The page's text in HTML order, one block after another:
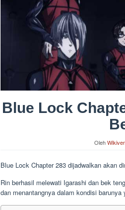
Blue Lock
Oleh
Blue Lock Chapter 283 dijadwalkan akan
Rin berhasil melewati Igarashi dan bek
dan menantangnya dalam kondisi barunya